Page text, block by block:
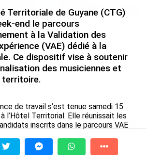
chefs-
Nouméa,
par
et le
Rapport 2025 de l’Ifremer :
un engagement décisif dans
les Outre-mer
le 07/08/2026
: l’expérience
Benoît
Tv Radio A Propos
Territoriale de Guyane (CTG)
end le parcours
à la Validation des
(VAE) dédié à la
Ce dispositif vise à soutenir
des musiciennes et
territoire.
de travail s’est tenue samedi 15
l’Hôtel Territorial. Elle réunissait les
inscrits dans le parcours VAE
la formation des enseignants de
cinquante participants ont pris part à